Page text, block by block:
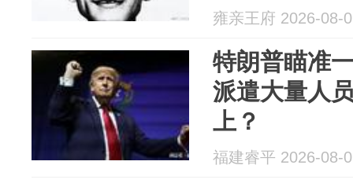
雍亲王府 2026-08-
特朗普瞄准
派遣大量人
上？
福建睿平 2026-08-